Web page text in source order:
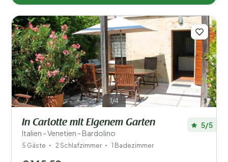
1/4
In Carlotte mit Eigenem Garten
Italien - Venetien - Bardolino
5/5
5 Gäste 2 Schlafzimmer 1 Badezimmer